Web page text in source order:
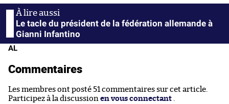
Le tacle du président de la fédération allemande à
Gianni Infantino
AL
Commentaires
Les membres ont posté 51 commentaires sur cet article.
Participez à la discussion en vous connectant